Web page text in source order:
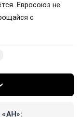
Евросоюз не
с